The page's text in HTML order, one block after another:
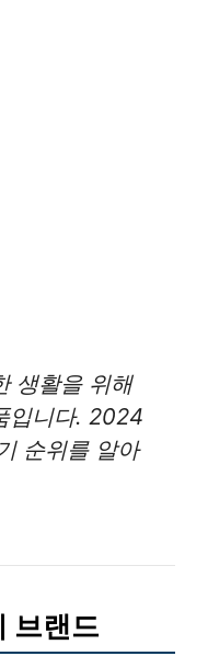
생활을 위해
입니다. 2024
순위를 알아
브랜드